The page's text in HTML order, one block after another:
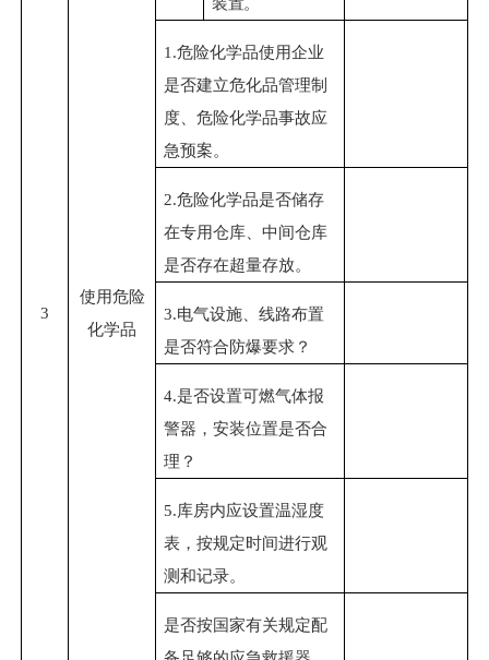
3
使用危险
化学品
1.危险化学品使用企业
是否建立危化品管理制
度、危险化学品事故应
急预案。
2.危险化学品是否储存
在专用仓库、中间仓库
是否存在超量存放。
3.电气设施、线路布置
是否符合防爆要求？
4.是否设置可燃气体报
警器，安装位置是否合
理？
5.库房内应设置温湿度
表，按规定时间进行观
测和记录。
是否按国家有关规定配